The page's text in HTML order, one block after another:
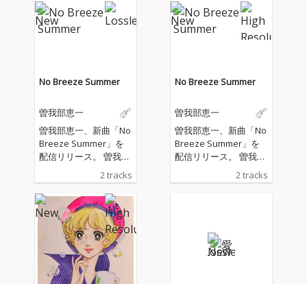
No Breeze Summer
曽我部恵一
曽我部恵一、新曲「No
Breeze Summer」を
配信リリース。 曽我部
が全曲の作詞を手がけ
た関美彦のアルバム
「WEEKEND」の収録
曲を曽我部自身が歌
い、演奏した作品。表
題曲「No Breeze Sum
mer」は、夏の気だる
い感情をアシッドフォ
ーキーなアコースティ
2 tracks
No Breeze Summer
曽我部恵一
曽我部恵一、新曲「No
Breeze Summer」を
配信リリース。 曽我部
が全曲の作詞を手がけ
た関美彦のアルバム
題曲「No Breeze Sum
mer」は、夏の気だる
2 tracks